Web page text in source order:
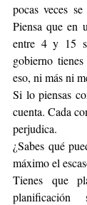
pocas veces
Piensa que en
entre 4 y 15
gobierno
eso, ni más ni
Si lo piensas
cuenta. Cada
perjudica.
¿Sabes qué
máximo el
Tienes que
planificación